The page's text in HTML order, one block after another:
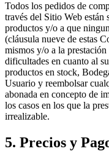
Todos los pedidos de
través del Sitio Web están
productos y/o a que
(cláusula nueve de estas
mismos y/o a la
dificultades en cuanto al
productos en stock,
Usuario y reembolsar
abonada en concepto de
los casos en los que la
irrealizable.
5. Precios y